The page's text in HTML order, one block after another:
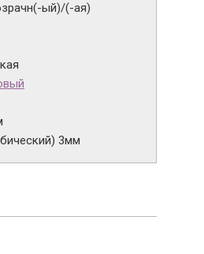
ый)/(-ая)
3мм